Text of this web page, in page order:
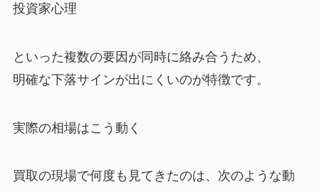
投資家心理
といった複数の要因が同時に絡み合うため、
明確な下落サインが出にくいのが特徴です。
実際の相場はこう動く
買取の現場で何度も見てきたのは、次のような動